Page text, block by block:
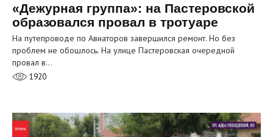
«Дежурная группа»: на Пастеровской
образовался провал в тротуаре
На путепроводе по Авиаторов завершился ремонт. Но без
проблем не обошлось. На улице Пастеровская очередной
провал в…
1920